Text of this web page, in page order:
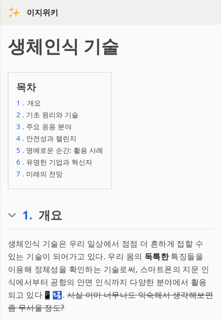
이지위키
생체인식 기술
목차
1 . 개요
2 . 기초 원리와 기술
3 . 주요 응용 분야
4 . 안전성과 챌린지
5 . 명예로운 순간: 활용 사례
6 . 유명한 기업과 혁신자
7 . 미래의 전망
1. 개요
생체인식 기술은 우리 일상에서 점점 더 흔하게 접할 수
있는 기술이 되어가고 있다. 우리 몸의 독특한특징들을
이용해 정체성을 확인하는 기술로써, 스마트폰의 지문 인
식에서부터 공항의 안면 인식까지 다양한 분야에서 활용
되고 있다📱🛂.사실 이미 너무나도 익숙해서 생각해보면
좀 무서울 정도?